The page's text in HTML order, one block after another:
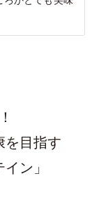
を目指す
ン」